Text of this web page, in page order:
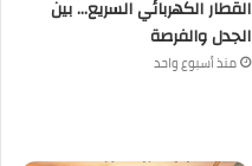
القطار الكهربائي السريع… بين
الجدل والفرصة
منذ أسبوع واحد